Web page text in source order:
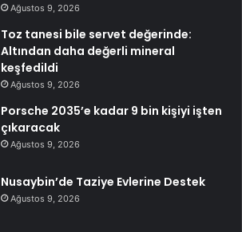
Ağustos 9, 2026
Toz tanesi bile servet değerinde:
Altından daha değerli mineral
keşfedildi
Ağustos 9, 2026
Porsche 2035’e kadar 9 bin kişiyi işten
çıkaracak
Ağustos 9, 2026
Nusaybin’de Taziye Evlerine Destek
Ağustos 9, 2026